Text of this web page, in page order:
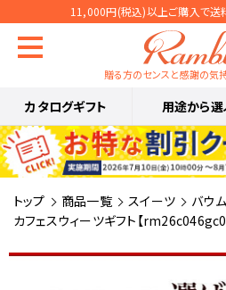
11,000円(税込)以上ご購入で送
贈る方のセンスと感謝の気
カタログギフト 用途から
トップ 商品一覧 スイーツ バウ
カフェスウィーツギフト【